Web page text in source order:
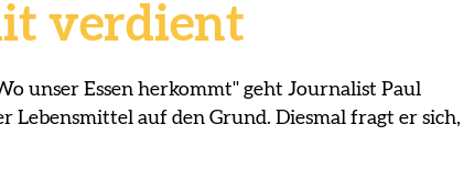
verdient
unser Essen herkommt" geht Journalist Paul
Lebensmittel auf den Grund. Diesmal fragt er sich,